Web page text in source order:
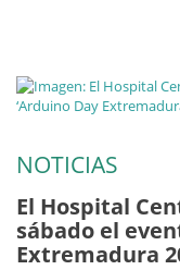
NOTICIAS
El Hospital
sábado el
Extremadura